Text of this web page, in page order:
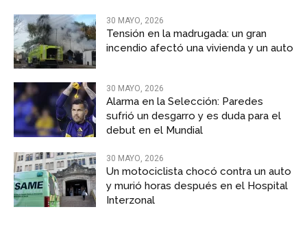
30 MAYO, 2026
Tensión en la madrugada: un gran
incendio afectó una vivienda y un auto
30 MAYO, 2026
Alarma en la Selección: Paredes
sufrió un desgarro y es duda para el
debut en el Mundial
30 MAYO, 2026
Un motociclista chocó contra un auto
y murió horas después en el Hospital
Interzonal